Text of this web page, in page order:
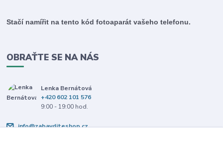
Stačí namířit na tento kód fotoaparát vašeho telefonu.
OBRAŤTE SE NA NÁS
Lenka Bernátová
+420 602 101 576
9:00 - 19:00 hod.
info@zabavditeshop.cz